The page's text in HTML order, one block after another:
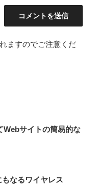
ますのでご注意くだ
Webサイトの簡易的な
なるワイヤレス